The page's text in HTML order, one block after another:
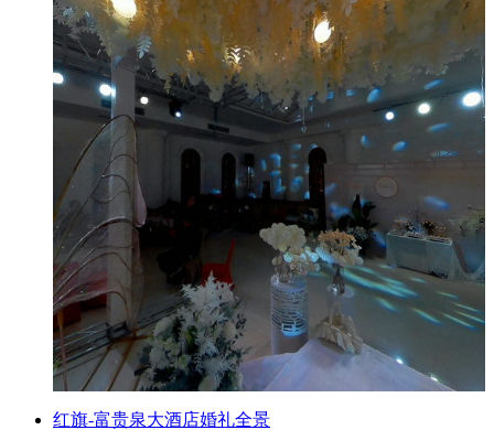
红旗-富贵泉大酒店婚礼全景